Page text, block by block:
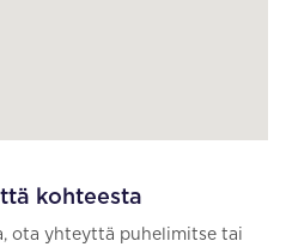
kohteesta
ota yhteyttä puhelimitse tai